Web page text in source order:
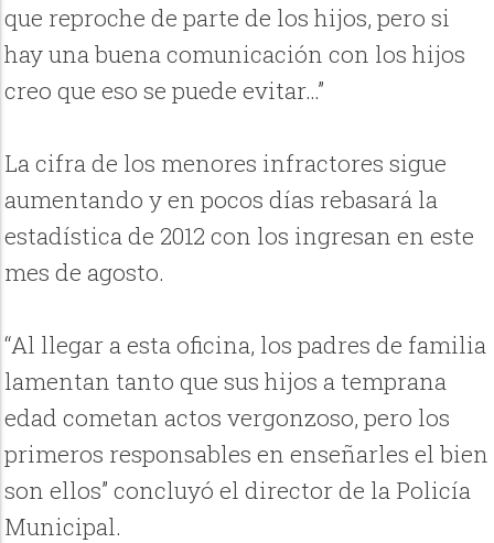
que reproche de parte de los hijos, pero si
hay una buena comunicación con los hijos
creo que eso se puede evitar…”
La cifra de los menores infractores sigue
aumentando y en pocos días rebasará la
estadística de 2012 con los ingresan en este
mes de agosto.
“Al llegar a esta oficina, los padres de familia
lamentan tanto que sus hijos a temprana
edad cometan actos vergonzoso, pero los
primeros responsables en enseñarles el bien
son ellos” concluyó el director de la Policía
Municipal.